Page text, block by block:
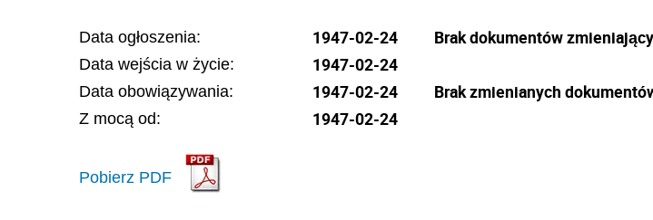
Data ogłoszenia: 1947-02-24
Data wejścia w życie: 1947-02-24
Data obowiązywania: 1947-02-24
Z mocą od: 1947-02-24
Pobierz PDF
Brak dokumentów
Brak zmienianych